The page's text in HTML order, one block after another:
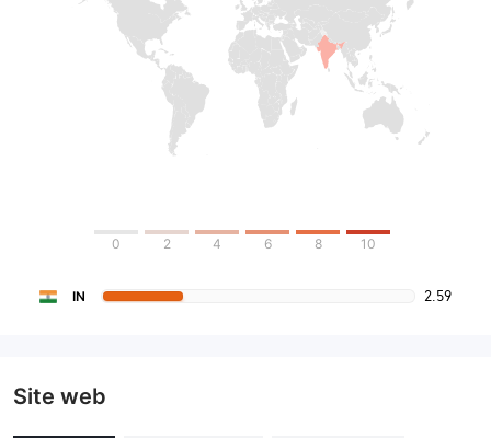
0 2 4 6 8 10
IN 2.59
Site web